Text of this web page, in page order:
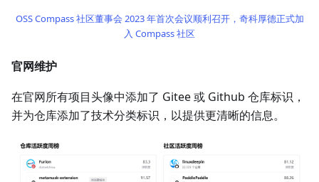
OSS Compass 社区董事会 2023 年首次会议顺利召开，奇科厚德正式加
入 Compass 社区
官网维护
在官网所有项目头像中添加了 Gitee 或 Github 仓库标识，
并为仓库添加了技术分类标识，以提供更清晰的信息。